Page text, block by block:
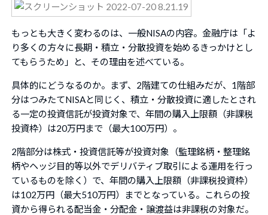
もっとも大きく変わるのは、一般NISAの内容。金融庁は「よ
り多くの方々に長期・積立・分散投資を始めるきっかけとし
てもらうため」と、その理由を述べている。
具体的にどうなるのか。まず、2階建ての仕組みだが、1階部
分はつみたてNISAと同じく、積立・分散投資に適したとされ
る一定の投資信託が投資対象で、年間の購入上限額（非課税
投資枠）は20万円まで（最大100万円）。
2階部分は株式・投資信託等が投資対象（監理銘柄・整理銘
柄やヘッジ目的等以外でデリバティブ取引による運用を行っ
ているものを除く）で、年間の購入上限額（非課税投資枠）
は102万円（最大510万円）までとなっている。これらの投
資から得られる配当金・分配金・譲渡益は非課税の対象だ。